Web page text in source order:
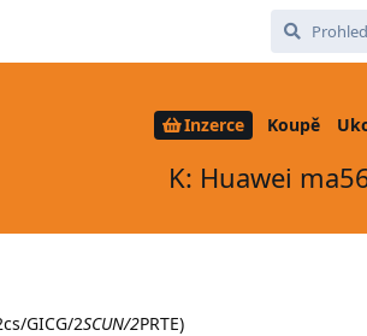
Inzerce Koupě
K: Huawei
GICG/2SCUN/2PRTE)